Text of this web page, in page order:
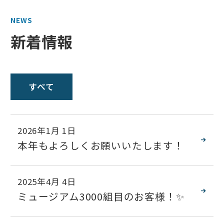
NEWS
新着情報
すべて
2026年1月 1日
本年もよろしくお願いいたします！
2025年4月 4日
ミュージアム3000組目のお客様！✨